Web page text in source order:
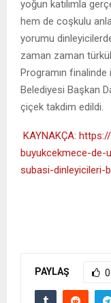
yoğun katılımla
hem de coşkulu
yorumu
zaman zaman
Programın
Belediyesi Başkan
çiçek takdim edildi.
KAYNAKÇA:
buyukcekmece-de-
subasi-dinleyicileri-
PAYLAŞ 0